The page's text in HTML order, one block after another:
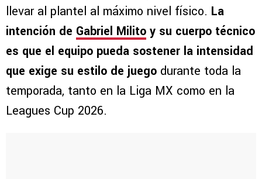
llevar al plantel al máximo nivel físico. La
intención de Gabriel Milito y su cuerpo técnico
es que el equipo pueda sostener la intensidad
que exige su estilo de juego durante toda la
temporada, tanto en la Liga MX como en la
Leagues Cup 2026.